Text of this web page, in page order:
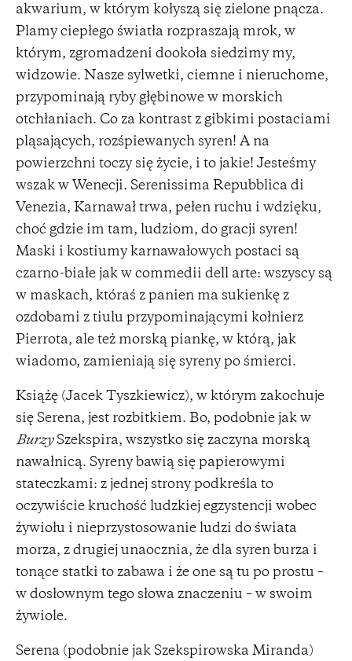
akwarium, w którym kołyszą się zielone pnącza.
Plamy ciepłego światła rozpraszają mrok, w
którym, zgromadzeni dookoła siedzimy my,
widzowie. Nasze sylwetki, ciemne i nieruchome,
przypominają ryby głębinowe w morskich
otchłaniach. Co za kontrast z gibkimi postaciami
pląsających, rozśpiewanych syren! A na
powierzchni toczy się życie, i to jakie! Jesteśmy
wszak w Wenecji. Serenissima Repubblica di
Venezia, Karnawał trwa, pełen ruchu i wdzięku,
choć gdzie im tam, ludziom, do gracji syren!
Maski i kostiumy karnawałowych postaci są
czarno-białe jak w commedii dell arte: wszyscy są
w maskach, któraś z panien ma sukienkę z
ozdobami z tiulu przypominającymi kołnierz
Pierrota, ale też morską piankę, w którą, jak
wiadomo, zamieniają się syreny po śmierci.
Książę (Jacek Tyszkiewicz), w którym zakochuje
się Serena, jest rozbitkiem. Bo, podobnie jak w
BurzySzekspira, wszystko się zaczyna morską
nawałnicą. Syreny bawią się papierowymi
stateczkami: z jednej strony podkreśla to
oczywiście kruchość ludzkiej egzystencji wobec
żywiołu i nieprzystosowanie ludzi do świata
morza, z drugiej unaocznia, że dla syren burza i
tonące statki to zabawa i że one są tu po prostu –
w dosłownym tego słowa znaczeniu – w swoim
żywiole.
Serena (podobnie jak Szekspirowska Miranda)